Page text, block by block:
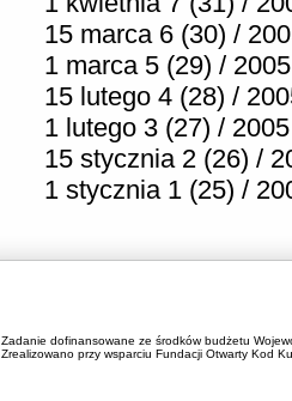
15 marca 6 (30) /
1 marca 5 (29) / 2005
15 lutego 4 (28) /
1 lutego 3 (27) / 2005
15 stycznia 2 (26) /
1 stycznia 1 (25) /
Zadanie dofinansowane ze środków budżetu
Zrealizowano przy wsparciu Fundacji Otwarty Kod